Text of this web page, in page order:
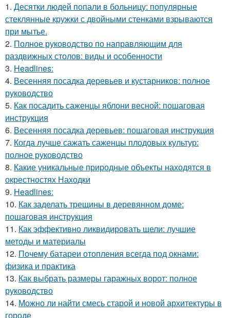
1. Десятки людей попали в больницу: популярные
стеклянные кружки с двойными стенками взрываются
при мытье.
2. Полное руководство по направляющим для
раздвижных столов: виды и особенности
3. Headlines:
4. Весенняя посадка деревьев и кустарников: полное
руководство
5. Как посадить саженцы яблони весной: пошаговая
инструкция
6. Весенняя посадка деревьев: пошаговая инструкция
7. Когда лучше сажать саженцы плодовых культур:
полное руководство
8. Какие уникальные природные объекты находятся в
окрестностях Находки
9. Headlines:
10. Как заделать трещины в деревянном доме:
пошаговая инструкция
11. Как эффективно ликвидировать щели: лучшие
методы и материалы
12. Почему батареи отопления всегда под окнами:
физика и практика
13. Как выбрать размеры гаражных ворот: полное
руководство
14. Можно ли найти смесь старой и новой архитектуры в
городе